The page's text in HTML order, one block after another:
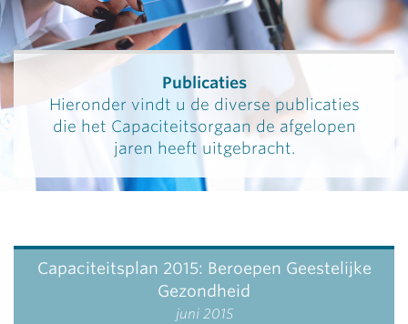
Publicaties
Hieronder vindt u de diverse publicaties
die het Capaciteitsorgaan de afgelopen
jaren heeft uitgebracht.
Capaciteitsplan 2015: Beroepen Geestelijke
Gezondheid
juni 2015